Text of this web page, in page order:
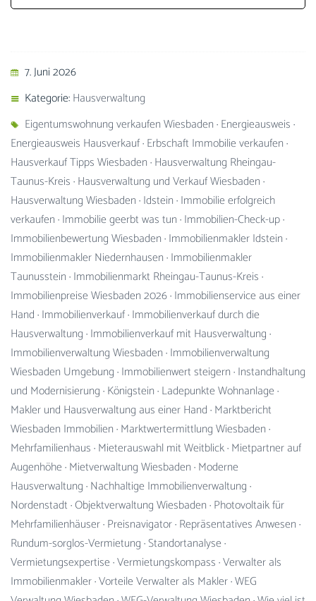
7. Juni 2026
Kategorie:Hausverwaltung
Eigentumswohnung verkaufen Wiesbaden·Energieausweis·
Energieausweis Hausverkauf·Erbschaft Immobilie verkaufen·
Hausverkauf Tipps Wiesbaden·Hausverwaltung Rheingau-
Taunus-Kreis·Hausverwaltung und Verkauf Wiesbaden·
Hausverwaltung Wiesbaden·Idstein·Immobilie erfolgreich
verkaufen·Immobilie geerbt was tun·Immobilien-Check-up·
Immobilienbewertung Wiesbaden·Immobilienmakler Idstein·
Immobilienmakler Niedernhausen·Immobilienmakler
Taunusstein·Immobilienmarkt Rheingau-Taunus-Kreis·
Immobilienpreise Wiesbaden 2026·Immobilienservice aus einer
Hand·Immobilienverkauf·Immobilienverkauf durch die
Hausverwaltung·Immobilienverkauf mit Hausverwaltung·
Immobilienverwaltung Wiesbaden·Immobilienverwaltung
Wiesbaden Umgebung·Immobilienwert steigern·Instandhaltung
und Modernisierung·Königstein·Ladepunkte Wohnanlage·
Makler und Hausverwaltung aus einer Hand·Marktbericht
Wiesbaden Immobilien·Marktwertermittlung Wiesbaden·
Mehrfamilienhaus·Mieterauswahl mit Weitblick·Mietpartner auf
Augenhöhe·Mietverwaltung Wiesbaden·Moderne
Hausverwaltung·Nachhaltige Immobilienverwaltung·
Nordenstadt·Objektverwaltung Wiesbaden·Photovoltaik für
Mehrfamilienhäuser·Preisnavigator·Repräsentatives Anwesen·
Rundum-sorglos-Vermietung·Standortanalyse·
Vermietungsexpertise·Vermietungskompass·Verwalter als
Immobilienmakler·Vorteile Verwalter als Makler·WEG